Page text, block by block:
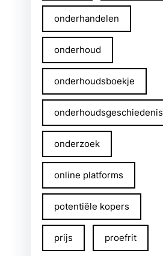
onderhandelen
onderhoud
onderhoudsboekje
onderhoudsgeschiedenis
onderzoek
online platforms
potentiële kopers
prijs proefrit